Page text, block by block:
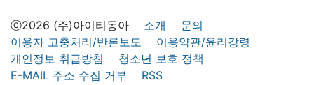
ⓒ2026 (주)아이티동아 소개
문의
이용자 고충처리/반론보도
이용약관/윤리강령
개인정보 취급방침
청소년 보호 정책
E-MAIL 주소 수집 거부
RSS